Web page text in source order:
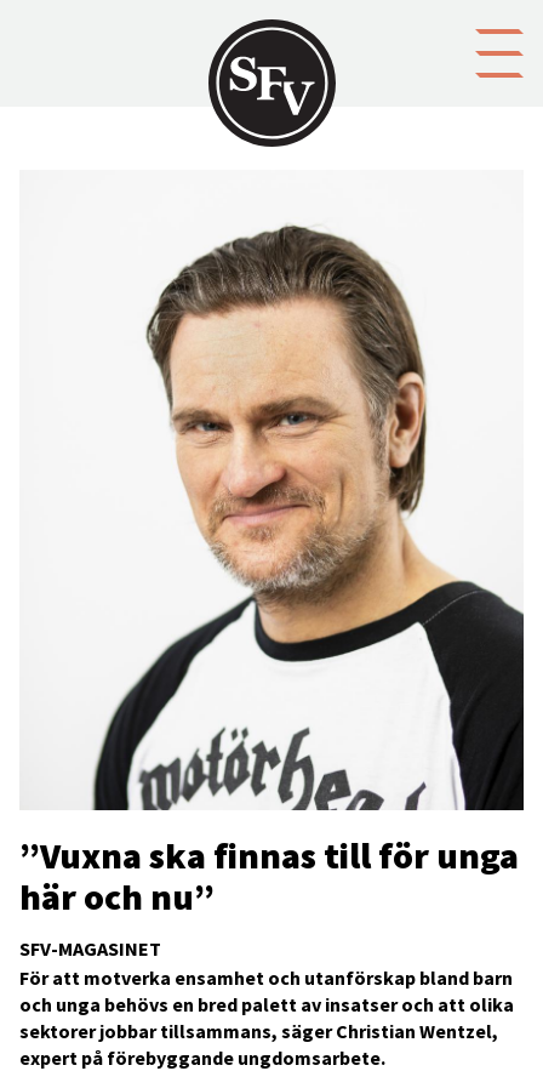
SFV-MAGASINET
”Vuxna ska finnas till för unga
här och nu”
För att motverka ensamhet och utanförskap bland barn
och unga behövs en bred palett av insatser och att olika
sektorer jobbar tillsammans, säger Christian Wentzel,
expert på förebyggande ungdomsarbete.